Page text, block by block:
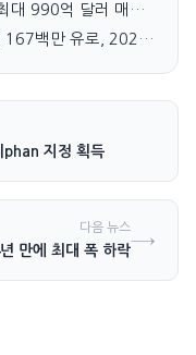
대 990억 달러 매도
167백만 유로, 2026
지정 획득
다음 뉴스
만에 최대 폭 하락→